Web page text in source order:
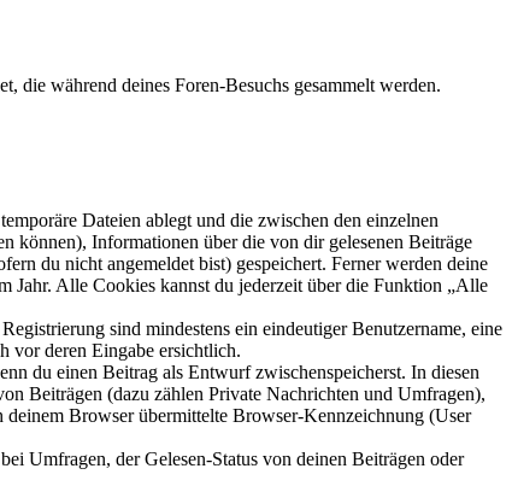
die während deines Foren-Besuchs gesammelt werden.
Dateien ablegt und die zwischen den einzelnen
können), Informationen über die von dir gelesenen Beiträge
du nicht angemeldet bist) gespeichert. Ferner werden deine
Jahr. Alle Cookies kannst du jederzeit über die Funktion „Alle
sind mindestens ein eindeutiger Benutzername, eine
vor deren Eingabe ersichtlich.
du einen Beitrag als Entwurf zwischenspeicherst. In diesen
Beiträgen (dazu zählen Private Nachrichten und Umfragen),
Browser übermittelte Browser-Kennzeichnung (User
Umfragen, der Gelesen-Status von deinen Beiträgen oder